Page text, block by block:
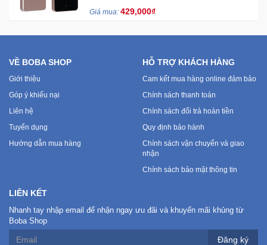
các thiết bị khác một cách dễ dàng thông qua
Giá mua: 429,000₫
VỀ BOBA SHOP
Giới thiệu
Góp ý khiếu nại
Liên hệ
Tuyển dụng
Hướng dẫn mua hàng
HỖ TRỢ KHÁCH HÀNG
Cam kết mua hàng online đảm bảo
Chính sách thanh toán
Chính sách đổi trả hoàn tiền
Quy định bảo hành
Chính sách vận chuyển và giao
nhận
Chính sách bảo mật thông tin
LIÊN KẾT
Nhanh tay nhập email để nhận ngay ưu đãi và khuyến mãi khủng từ
Boba Shop
Đăng ký